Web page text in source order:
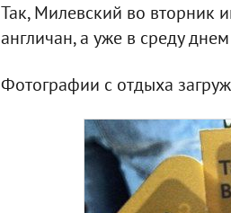
Так, Милевский во вторник
англичан, а уже в среду
Фотографии с отдыха